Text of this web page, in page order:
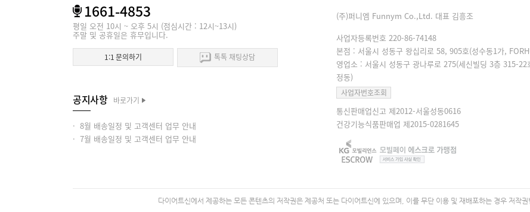
1661-4853
평일 오전 10시 ~ 오후 5시 (점심시간 : 12시~13시)
주말 및 공휴일은 휴무입니다.
1:1 문의하기 톡톡 채팅상담
공지사항 바로가기
· 8월 배송일정 및 고객센터 업무 안내
· 7월 배송일정 및 고객센터 업무 안내
(주)퍼니엠 Funnym Co.,Ltd. 대표 김흥조
사업자등록번호 220-86-74148
본점 : 서울시 성동구 왕십리로 58, 905호(성수동1가,
영업소 : 서울시 성동구 광나루로 275(세신빌딩 3층 315-22
정동)
사업자번호조회
통신판매업신고 제2012-서울성동0616
건강기능식품판매업 제2015-0281645
다이어트신에서 제공하는 모든 콘텐츠의 저작권은 제공처 또는 다이어트신에 있으며, 이를 무단 이용 및 재배포하는 경우 저작